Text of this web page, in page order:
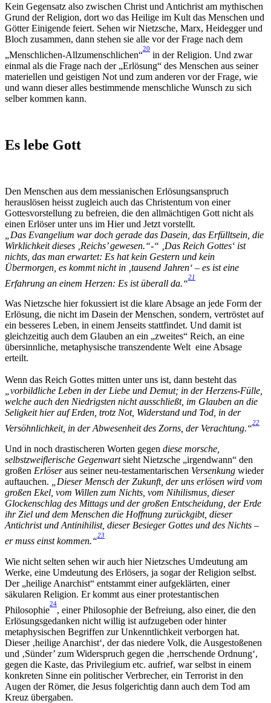
Kein Gegensatz also zwischen Christ und Antichrist am mythischen
Grund der Religion, dort wo das Heilige im Kult das Menschen und
Götter Einigende feiert. Sehen wir Nietzsche, Marx, Heidegger und
Bloch zusammen, dann stehen sie alle vor der Frage nach dem
„Menschlichen-Allzumenschlichen“
20
in der Religion. Und zwar
einmal als die Frage nach der „Erlösung“ des Menschen aus seiner
materiellen und geistigen Not und zum anderen vor der Frage, wie
und wann dieser alles bestimmende menschliche Wunsch zu sich
selber kommen kann.
Es lebe Gott
Den Menschen aus dem messianischen Erlösungsanspruch
herauslösen heisst zugleich auch das Christentum von einer
Gottesvorstellung zu befreien, die den allmächtigen Gott nicht als
einen Erlöser unter uns im Hier und Jetzt vorstellt.
„Das Evangelium war doch gerade das Dasein, das Erfülltsein, die
Wirklichkeit dieses ‚Reichs’ gewesen.“-“ ‚Das Reich Gottes‘ ist
nichts, das man erwartet: Es hat kein Gestern und kein
Übermorgen, es kommt nicht in ‚tausend Jahren‘ – es ist eine
Erfahrung an einem Herzen: Es ist überall da.“
21
Was Nietzsche hier fokussiert ist die klare Absage an jede Form der
Erlösung, die nicht im Dasein der Menschen, sondern, vertröstet auf
ein besseres Leben, in einem Jenseits stattfindet. Und damit ist
gleichzeitig auch dem Glauben an ein „zweites“ Reich, an eine
übersinnliche, metaphysische transzendente Welt eine Absage
erteilt.
Wenn das Reich Gottes mitten unter uns ist, dann besteht das
„vorbildliche Leben in der Liebe und Demut; in der Herzens-Fülle,
welche auch den Niedrigsten nicht ausschließt, im Glauben an die
Seligkeit hier auf Erden, trotz Not, Widerstand und Tod, in der
Versöhnlichkeit, in der Abwesenheit des Zorns, der Verachtung.“
22
Und in noch drastischeren Worten gegen diese morsche,
selbstzweiflerische Gegenwartsieht Nietzsche „irgendwann“ den
großen Erlöseraus seiner neu-testamentarischen Versenkung wieder
auftauchen.
„Dieser Mensch der Zukunft, der uns erlösen wird vom
großen Ekel, vom Willen zum Nichts, vom Nihilismus, dieser
Glockenschlag des Mittags und der großen Entscheidung, der Erde
ihr Ziel und dem Menschen die Hoffnung zurückgibt, dieser
Antichrist und Antinihilist, dieser Besieger Gottes und des Nichts –
er muss einst kommen.“
23
Wie nicht selten sehen wir auch hier Nietzsches Umdeutung am
Werke, eine Umdeutung des Erlösers, ja sogar der Religion selbst.
Der „heilige Anarchist“ entstammt einer aufgeklärten, einer
säkularen Religion. Er kommt aus einer protestantischen
Philosophie
24
, einer Philosophie der Befreiung, also einer, die den
Erlösungsgedanken nicht willig ist aufzugeben oder hinter
metaphysischen Begriffen zur Unkenntlichkeit verborgen hat.
Dieser ‚heilige Anarchist‘, der das niedere Volk, die Ausgestoßenen
und ‚Sünder’ zum Widerspruch gegen die ‚herrschende Ordnung‘,
gegen die Kaste, das Privilegium etc. aufrief, war selbst in einem
konkreten Sinne ein politischer Verbrecher, ein Terrorist in den
Augen der Römer, die Jesus folgerichtig dann auch dem Tod am
Kreuz übergaben.